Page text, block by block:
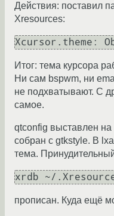
Действия: поставил
Xresources:
Xcursor.theme:
Итог: тема курсора
Ни сам bspwm, ни
не подхватывают. С
самое.
qtconfig выставлен
собран с gtkstyle. В
тема.
xrdb ~/
прописан. Куда ещё